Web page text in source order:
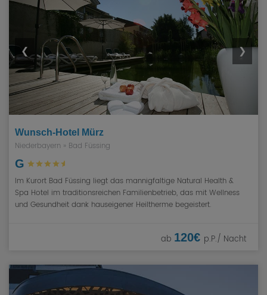
❮ ❯
Wunsch-Hotel Mürz
Niederbayern » Bad Füssing
G
Im Kurort Bad Füssing liegt das mannigfaltige Natural Health &
Spa Hotel im traditionsreichen Familienbetrieb, das mit Wellness
und Gesundheit dank hauseigener Heiltherme begeistert.
ab 120€ p.P./ Nacht